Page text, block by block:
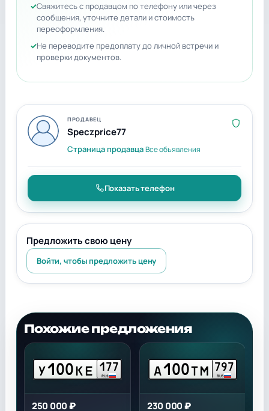
Свяжитесь с продавцом по телефону или через
сообщения, уточните детали и стоимость
переоформления.
Не переводите предоплату до личной встречи и
проверки документов.
ПРОДАВЕЦ
Speczprice77
Страница продавцаВсе объявления
Показать телефон
Предложить свою цену
Войти, чтобы предложить цену
Похожие предложения
У100КЕ 177
RUS
250 000 ₽
А100ТМ 797
RUS
230 000 ₽